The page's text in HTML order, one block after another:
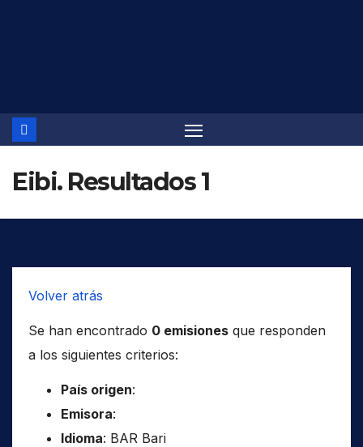
Eibi. Resultados 1
Volver atrás
Se han encontrado 0 emisiones que responden
a los siguientes criterios:
País origen:
Emisora:
Idioma: BAR Bari